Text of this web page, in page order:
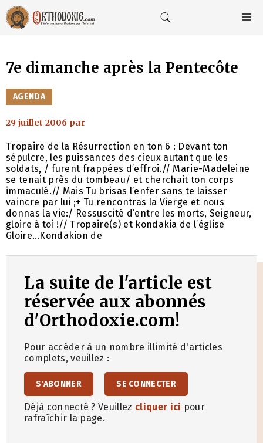
Aller
au
contenu
7e dimanche après la Pentecôte
CATÉGORIES
AGENDA
29 juillet 2006 par
Tropaire de la Résurrection en ton 6 : Devant ton
sépulcre, les puissances des cieux autant que les
soldats, / furent frappées d’effroi.// Marie-Madeleine
se tenait près du tombeau/ et cherchait ton corps
immaculé.// Mais Tu brisas l’enfer sans te laisser
vaincre par lui ;+ Tu rencontras la Vierge et nous
donnas la vie:/ Ressuscité d’entre les morts, Seigneur,
gloire à toi !// Tropaire(s) et kondakia de l’église
Gloire…Kondakion de
La suite de l'article est
réservée aux abonnés
d'Orthodoxie.com!
Pour accéder à un nombre illimité d'articles
complets, veuillez :
S'ABONNER SE CONNECTER
Déjà connecté ? Veuillez cliquer ici pour
rafraîchir la page.